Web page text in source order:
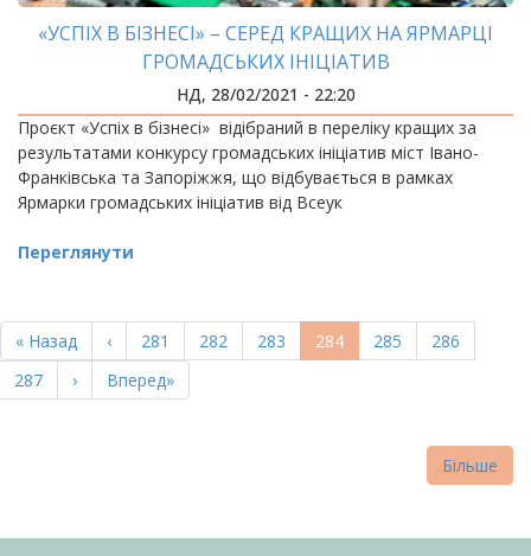
«УСПІХ В БІЗНЕСІ» – СЕРЕД КРАЩИХ НА ЯРМАРЦІ
ГРОМАДСЬКИХ ІНІЦІАТИВ
НД, 28/02/2021 - 22:20
Проєкт «Успіх в бізнесі» відібраний в переліку кращих за
результатами конкурсу громадських ініціатив міст Івано-
Франківська та Запоріжжя, що відбувається в рамках
Ярмарки громадських ініціатив від Всеук
Переглянути
НА
СТОРІНКИ
Перша
сторінка
« Назад
Попередня
сторінка
‹ Page
281 Page
282 Page
283
Поточна
сторінка
284 Page
285 Page
286
Page
287
Наступна
сторінка
›
Остання
сторінка
Вперед»
Більше